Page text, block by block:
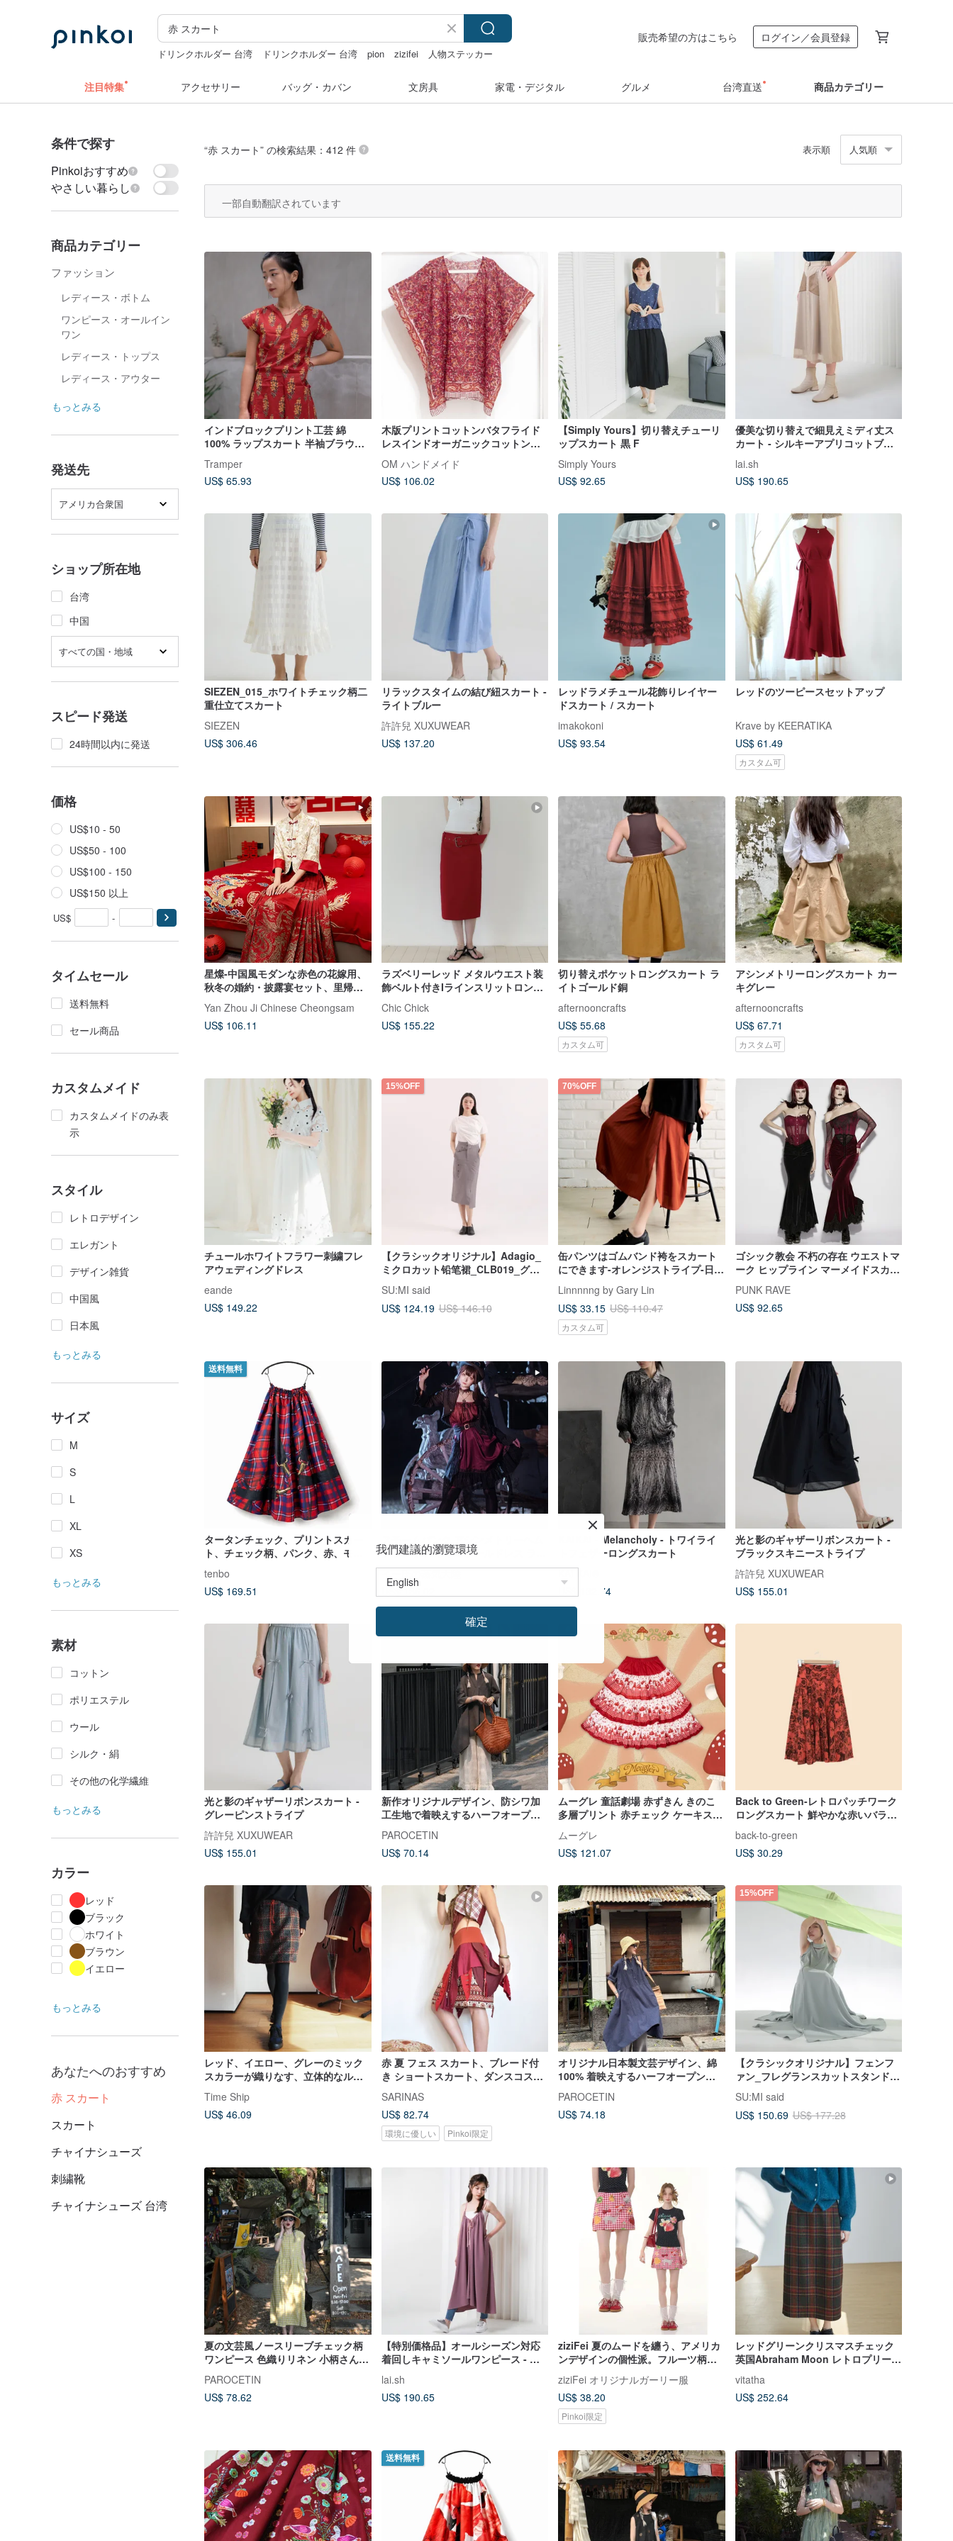
ドリンクホルダー 台湾 ドリンクホルダー 台湾 pion zizifei
人物ステッカー
販売希望の方はこちら ログイン／会員登録
注目特集 アクセサリー バッグ・カバン 文房具 家電・デジタル グルメ 台湾直送 商品カテゴリー
条件で探す
Pinkoiおすすめ
やさしい暮らし
商品カテゴリー
ファッション
レディース・ボトム
ワンピース・オールイン
ワン
レディース・トップス
レディース・アウター
もっとみる
発送先
アメリカ合衆国
ショップ所在地
台湾
中国
すべての国・地域
スピード発送
24時間以内に発送
価格
US$10 - 50
US$50 - 100
US$100 - 150
US$150 以上
US$ -
タイムセール
送料無料
セール商品
カスタムメイド
カスタムメイドのみ表
示
スタイル
レトロデザイン
エレガント
デザイン雑貨
中国風
日本風
もっとみる
サイズ
M
S
L
XL
XS
もっとみる
素材
コットン
ポリエステル
ウール
シルク・絹
その他の化学繊維
もっとみる
カラー
レッド
ブラック
ホワイト
ブラウン
イエロー
もっとみる
あなたへのおすすめ
赤 スカート
スカート
チャイナシューズ
刺繍靴
チャイナシューズ 台湾
“赤 スカート” の検索結果：412 件 表示順 人気順
一部自動翻訳されています
インドブロックプリント工芸 綿
100% ラップスカート 半袖ブラウス -
入荷】
Tramper
US$ 65.93
木版プリントコットンバタフライド
レスインドオーガニックコットンイ
スモックフラワー
OM ハンドメイド
US$ 106.02
【Simply Yours】切り替えチューリ
ップスカート 黒 F
Simply Yours
US$ 92.65
優美な切り替えで細見えミディ丈ス
カート - シルキーアプリコットブラ
lai.sh
US$ 190.65
SIEZEN_015_ホワイトチェック柄二
重仕立てスカート
SIEZEN
US$ 306.46
リラックスタイムの結び紐スカート -
ライトブルー
許許兒 XUXUWEAR
US$ 137.20
レッドラメチュール花飾りレイヤー
ドスカート / スカート
imakokoni
US$ 93.54
レッドのツーピースセットアップ
Krave by KEERATIKA
US$ 61.49
カスタム可
星燦-中国風モダンな赤色の花嫁用、
秋冬の婚約・披露宴セット、里帰り
用カジュアルウェディングドレス
Yan Zhou Ji Chinese Cheongsam
US$ 106.11
ラズベリーレッド メタルウエスト装
飾ベルト付きIラインスリットロング
スカート
Chic Chick
US$ 155.22
切り替えポケットロングスカート ラ
イトゴールド銅
afternooncrafts
US$ 55.68
カスタム可
アシンメトリーロングスカート カー
キグレー
afternooncrafts
US$ 67.71
カスタム可
チュールホワイトフラワー刺繍フレ
アウェディングドレス
eande
US$ 149.22
15%OFF
【クラシックオリジナル】Adagio_
ミクロカット铅笔裙_CLB019_グレ
ーグレーティッシュ
SU:MI said
US$ 124.19 US$ 146.10
70%OFF
缶パンツはゴムバンド袴をスカート
にできます-オレンジストライプ-日本
製生地
Linnnnng by Gary Lin
US$ 33.15 US$ 110.47
カスタム可
ゴシック教会 不朽の存在 ウエストマ
ーク ヒップライン マーメイドスカー
ト - ブラック / レッド
PUNK RAVE
US$ 92.65
送料無料
タータンチェック、プリントスカー
ト、チェック柄、パンク、赤、モー
ト付き
tenbo
US$ 169.51
クラレット キャミソールドレス ライ
トゴシックドール ミニレッドドレス
イー氏の蒸気大陸
US$ 136.02
KAIKAI - Melancholy - トワイライ
トフェザーロングスカート
KAI KAI®
US$ 132.74
光と影のギャザーリボンスカート -
ブラックスキニーストライプ
許許兒 XUXUWEAR
US$ 155.01
光と影のギャザーリボンスカート -
グレーピンストライプ
許許兒 XUXUWEAR
US$ 155.01
新作オリジナルデザイン、防シワ加
工生地で着映えするハーフオープン
カラーシャツワンピース
PAROCETIN
US$ 70.14
ムーグレ 童話劇場 赤ずきん きのこ
多層プリント 赤チェック ケーキスカ
ート ハーフスカート
ムーグレ
US$ 121.07
Back to Green-レトロパッチワーク
ロングスカート 鮮やかな赤いバラ
fs-02 vintage skirt
back-to-green
US$ 30.29
レッド、イエロー、グレーのミック
スカラーが織りなす、立体的なルー
プ編みウール。秋冬にぴったりのダ
ブルポケット付き裏地付きショート
スカート。
Time Ship
US$ 46.09
赤 夏 フェス スカート、ブレード付
き ショートスカート、ダンスコスチ
ューム
SARINAS
US$ 82.74
環境に優しい Pinkoi限定
オリジナル日本製文芸デザイン、綿
100% 着映えするハーフオープンカ
ラーシャツワンピース
PAROCETIN
US$ 74.18
15%OFF
【クラシックオリジナル】フェンフ
ァン_フレグランスカットスタンドカ
ラーワンピース_CLD029_ライトブ
ルー
SU:MI said
US$ 150.69 US$ 177.28
夏の文芸風ノースリーブチェック柄
ワンピース 色織りリネン 小柄さん向
PAROCETIN
US$ 78.62
【特別価格品】オールシーズン対応
着回しキャミソールワンピース - ス
lai.sh
US$ 190.65
ziziFei 夏のムードを纏う、アメリカ
ンデザインの個性派。フルーツ柄と
ウエストでスタイルアップを叶える
ミニスカート。
ziziFei オリジナルガーリー服
US$ 38.20
Pinkoi限定
レッドグリーンクリスマスチェック
英国Abraham Moon レトロプリーツ
vitatha
US$ 252.64
送料無料
我們建議的瀏覽環境
確定